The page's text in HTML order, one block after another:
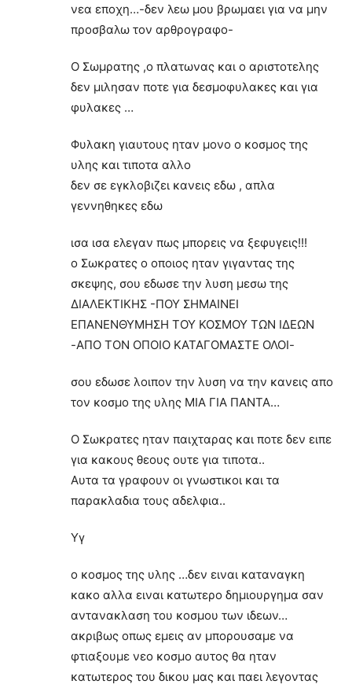
νεα εποχη…-δεν λεω μου βρωμαει για να μην
προσβαλω τον αρθρογραφο-
Ο Σωμρατης ,ο πλατωνας και ο αριστοτελης
δεν μιλησαν ποτε για δεσμοφυλακες και για
φυλακες …
Φυλακη γιαυτους ηταν μονο ο κοσμος της
υλης και τιποτα αλλο
δεν σε εγκλοβιζει κανεις εδω , απλα
γεννηθηκες εδω
ισα ισα ελεγαν πως μπορεις να ξεφυγεις!!!
ο Σωκρατες ο οποιος ηταν γιγαντας της
σκεψης, σου εδωσε την λυση μεσω της
ΔΙΑΛΕΚΤΙΚΗΣ -ΠΟΥ ΣΗΜΑΙΝΕΙ
ΕΠΑΝΕΝΘΥΜΗΣΗ ΤΟΥ ΚΟΣΜΟΥ ΤΩΝ ΙΔΕΩΝ
-ΑΠΟ ΤΟΝ ΟΠΟΙΟ ΚΑΤΑΓΟΜΑΣΤΕ ΟΛΟΙ-
σου εδωσε λοιπον την λυση να την κανεις απο
τον κοσμο της υλης ΜΙΑ ΓΙΑ ΠΑΝΤΑ…
Ο Σωκρατες ηταν παιχταρας και ποτε δεν ειπε
για κακους θεους ουτε για τιποτα..
Αυτα τα γραφουν οι γνωστικοι και τα
παρακλαδια τους αδελφια..
Υγ
ο κοσμος της υλης …δεν ειναι καταναγκη
κακο αλλα ειναι κατωτερο δημιουργημα σαν
αντανακλαση του κοσμου των ιδεων…
ακριβως οπως εμεις αν μπορουσαμε να
φτιαξουμε νεο κοσμο αυτος θα ηταν
κατωτερος του δικου μας και παει λεγοντας